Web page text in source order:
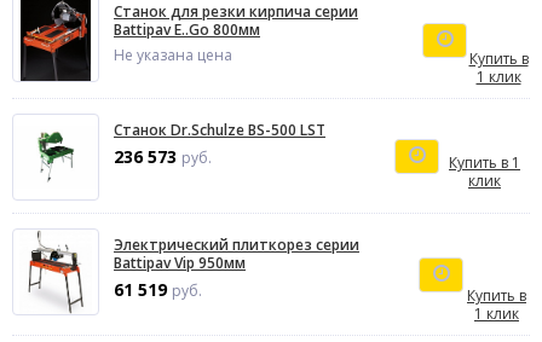
Станок для резки кирпича серии
Battipav E..Go 800мм
Не указана цена
Купить в
1 клик
Станок Dr.Schulze BS-500 LST
236 573 руб.
Купить в 1
клик
Электрический плиткорез серии
Battipav Vip 950мм
61 519 руб.
Купить в
1 клик